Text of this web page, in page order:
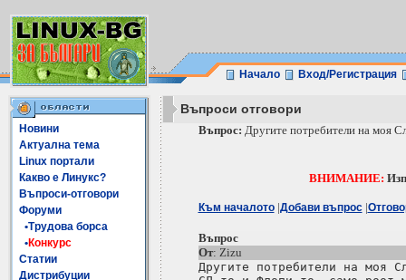
Начало Вход/Регистрация
Новини
Актуална тема
Linux портали
Какво е Линукс?
Въпроси-отговори
Форуми
•Трудова борса
•Конкурс
Статии
Дистрибуции
Въпроси отговори
Въпрос: Другите потребители на моя
ВНИМАНИЕ:
Към началото|Добави въпрос|
Въпрос
От: Zizu
Другите потребители на моя